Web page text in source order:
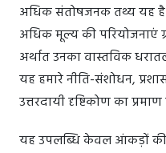
अधिक संतोषजनक तथ्य यह
अधिक मूल्य की परियोजनाएं
अर्थात उनका वास्तविक
यह हमारे नीति-संशोधन,
उत्तरदायी दृष्टिकोण का प्रमाण
यह उपलब्धि केवल आंकड़ों की